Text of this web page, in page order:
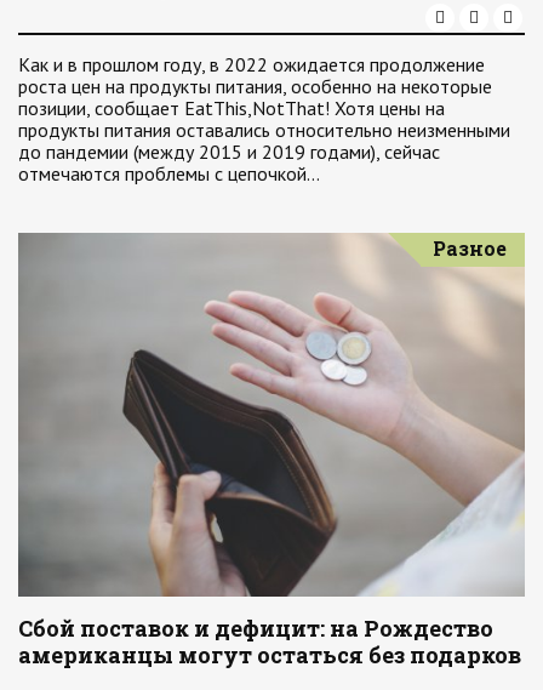
Как и в прошлом году, в 2022 ожидается продолжение
роста цен на продукты питания, особенно на некоторые
позиции, сообщает EatThis,NotThat! Хотя цены на
продукты питания оставались относительно неизменными
до пандемии (между 2015 и 2019 годами), сейчас
отмечаются проблемы с цепочкой…
Разное
Сбой поставок и дефицит: на Рождество
американцы могут остаться без подарков